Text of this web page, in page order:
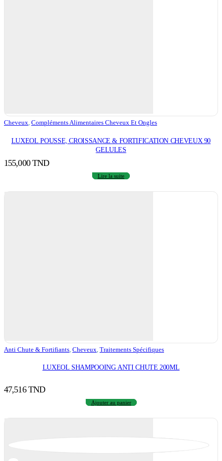
Cheveux, Compléments Alimentaires Cheveux Et Ongles
LUXEOL POUSSE, CROISSANCE & FORTIFICATION CHEVEUX 90
GELULES
155,000TND
Lire la suite
Anti Chute & Fortifiants Cheveux Traitements Spécifiques
LUXEOL SHAMPOOING ANTI CHUTE 200ML
47,516TND
Ajouter au panier